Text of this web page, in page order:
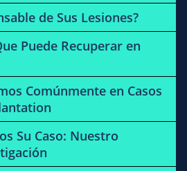
de Sus Lesiones?
Puede Recuperar en
Comúnmente en Casos
Su Caso: Nuestro